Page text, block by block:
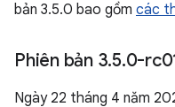
bản 3.5.0 bao gồm các
Phiên bản 3.5.0-
Ngày 22 tháng 4 năm